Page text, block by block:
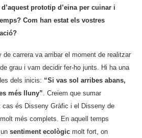
prototip d’eina per cuinar i
Com han estat els vostres
de carrera va arribar el moment de realitzar
grau i vam decidir fer-ho junts. Hi ha una
dels inicis: “Si vas sol arribes abans,
més lluny” . Creiem que sumar
és Disseny Gràfic i el Disseny de
més complets. En aquell temps
sentiment ecològic molt fort, on